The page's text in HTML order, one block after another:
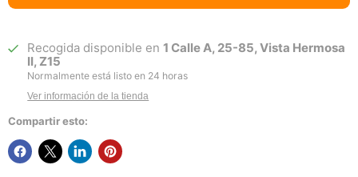
Recogida disponible en1 Calle A, 25-85, Vista Hermosa
II, Z15
Normalmente está listo en 24 horas
Ver información de la tienda
Compartir esto: